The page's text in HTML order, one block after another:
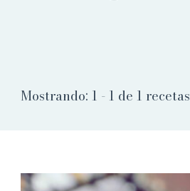
Mostrando: 1 - 1 de 1 recetas